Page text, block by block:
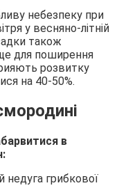
небезпеку при
у весняно-літній
також
для поширення
розвитку
на 40-50%.
в
недуга грибкової